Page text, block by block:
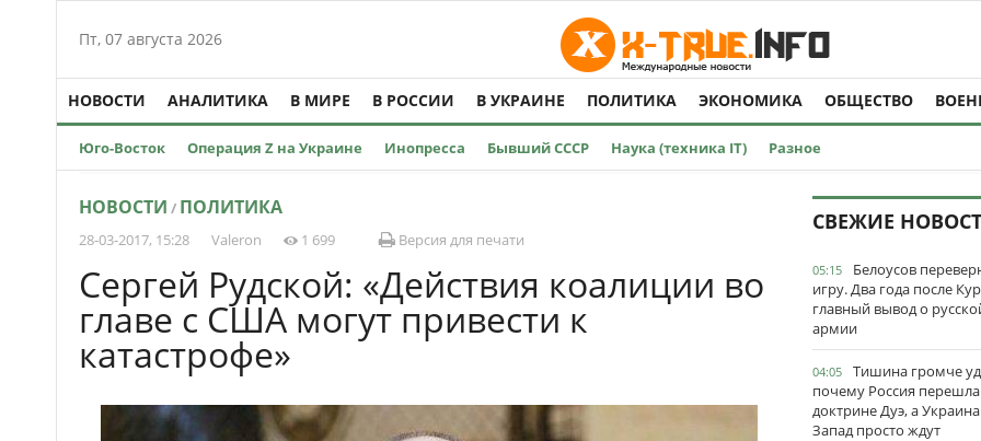
Пт, 07 августа 2026
НОВОСТИ АНАЛИТИКА В МИРЕ В РОССИИ В УКРАИНЕ ПОЛИТИКА ЭКОНОМИКА ОБЩЕСТВО
Юго-Восток Операция Z на Украине Инопресса Бывший СССР Наука (техника IT) Разное
НОВОСТИ / ПОЛИТИКА
28-03-2017, 15:28 Valeron 1 699 Версия для печати
Сергей Рудской: «Действия коалиции во
главе с США могут привести к
катастрофе»
СВЕЖИЕ
05:15
Белоусов
игру. Два года после
главный вывод о
армии
04:05
Тишина громче
почему Россия
доктрине Дуэ, а
Запад просто ждут